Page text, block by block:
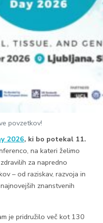
povzetkov!
2026, ki bo potekal 11.
na kateri želimo
za napredno
– od raziskav, razvoja in
znanstvenih
je pridružilo več kot 130